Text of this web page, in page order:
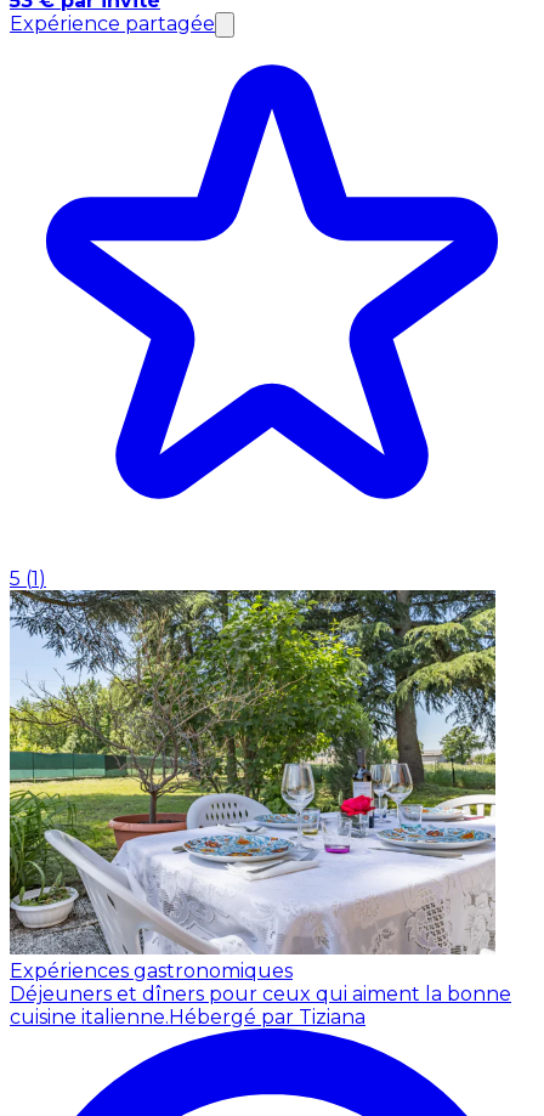
Expérience partagée
5 (1)
Expériences gastronomiques
Déjeuners et dîners pour ceux qui aiment la bonne
cuisine italienne.Hébergé par Tiziana